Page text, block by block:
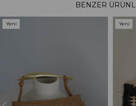
BENZER
Yeni
Yeni